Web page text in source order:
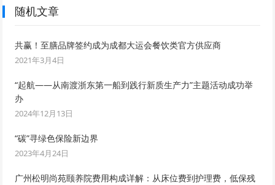
随机文章
共赢！至膳品牌签约成为成都大运会餐饮类官方供应商
2021年3月4日
“起航——从南渡浙东第一船到践行新质生产力”主题活动成功举
办
2024年12月13日
“碳”寻绿色保险新边界
2023年4月24日
广州松明尚苑颐养院费用构成详解：从床位费到护理费，低保残